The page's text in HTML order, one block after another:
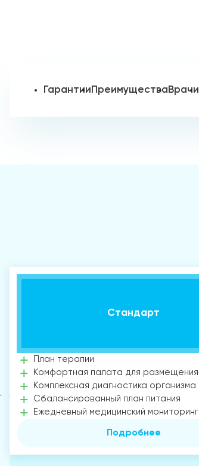
ГарантииПреимуществаВрачи
Стандарт
План терапии
Комфортная палата для размещения
Комплексная диагностика организма
Сбалансированный план питания
Ежедневный медицинский мониторинг
Подробнее